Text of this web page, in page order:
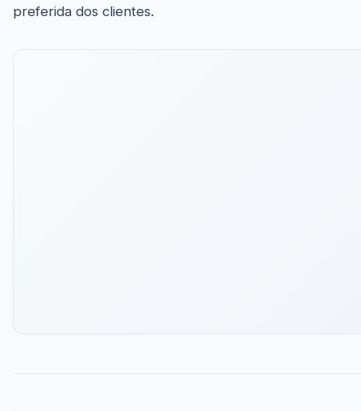
preferida dos clientes.